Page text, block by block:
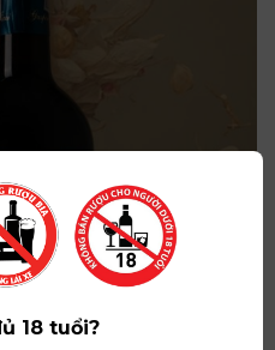
18 tuổi?